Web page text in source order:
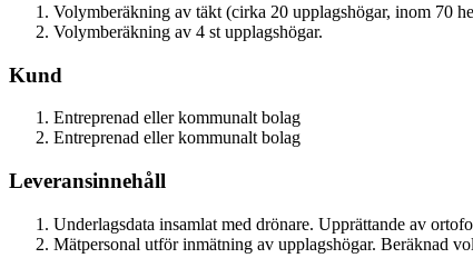
Volymberäkning av täkt (cirka 20 upplagshögar, inom 70
Volymberäkning av 4 st upplagshögar.
Kund
Entreprenad eller kommunalt bolag
Entreprenad eller kommunalt bolag
Leveransinnehåll
Underlagsdata insamlat med drönare. Upprättande av
Mätpersonal utför inmätning av upplagshögar. Beräknad